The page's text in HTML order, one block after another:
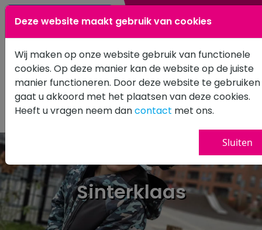
0183 601502
Sinterklaas
Deze website maakt gebruik van cookies
Wij maken op onze website gebruik van functionele
cookies. Op deze manier kan de website op de juiste
manier functioneren. Door deze website te gebruiken
gaat u akkoord met het plaatsen van deze cookies.
Heeft u vragen neem dancontact met ons.
Sluiten